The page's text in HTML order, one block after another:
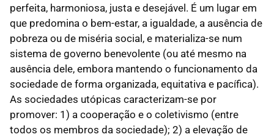
perfeita, harmoniosa, justa e desejável. É um lugar em
que predomina o bem-estar, a igualdade, a ausência de
pobreza ou de miséria social, e materializa-se num
sistema de governo benevolente (ou até mesmo na
ausência dele, embora mantendo o funcionamento da
sociedade de forma organizada, equitativa e pacífica).
As sociedades utópicas caracterizam-se por
promover: 1) a cooperação e o coletivismo (entre
todos os membros da sociedade); 2) a elevação de